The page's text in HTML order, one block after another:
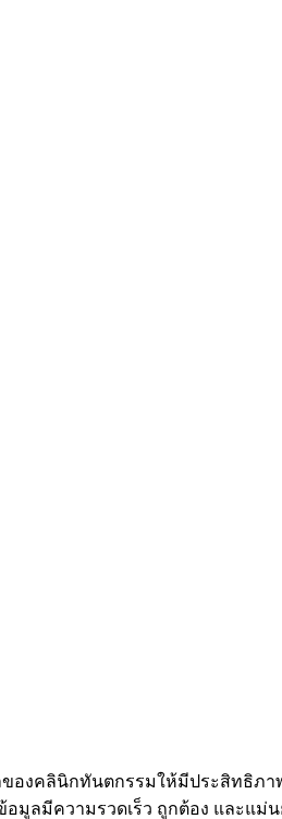
ของคลินิกทันตกรรมให้มีประสิทธิภ
อมูลมีความรวดเร็ว ถูกต้อง และแม่